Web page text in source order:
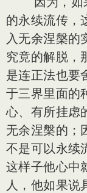
的永续流传，
入无余涅槃的
究竟的解脱，
是连正法也要
于三界里面的
心、有所挂虑
无余涅槃的；
不是可以永续
这样子他心中
人，他如果说